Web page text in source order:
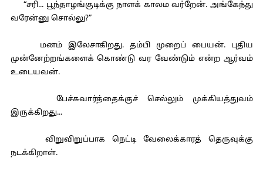
“சரி... பூந்தாழங்குடிக்கு நாளக் காலம வர்றேன். அங்கேந்து
வரேன்னு சொல்லு?”
மனம் இலேசாகிறது. தம்பி முறைப் பையன். புதிய
முன்னேற்றங்களைக் கொண்டு வர வேண்டும் என்ற ஆர்வம்
உடையவன்.
பேச்சுவார்த்தைக்குச் செல்லும் முக்கியத்துவம்
இருக்கிறது...
விறுவிறுப்பாக நெட்டி வேலைக்காரத் தெருவுக்கு
நடக்கிறாள்.